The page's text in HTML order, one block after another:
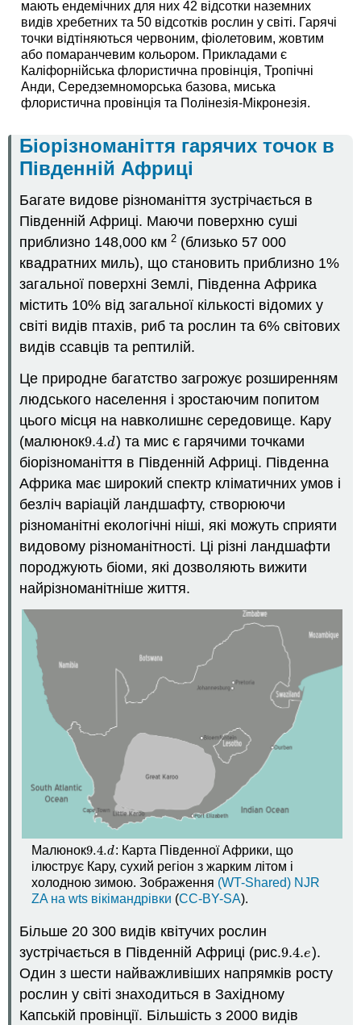
мають ендемічних для них 42 відсотки наземних
видів хребетних та 50 відсотків рослин у світі. Гарячі
точки відтіняються червоним, фіолетовим, жовтим
або помаранчевим кольором. Прикладами є
Каліфорнійська флористична провінція, Тропічні
Анди, Середземноморська базова, миська
флористична провінція та Полінезія-Мікронезія.
Біорізноманіття гарячих точок в
Південній Африці
Багате видове різноманіття зустрічається в
Південній Африці. Маючи поверхню суші
приблизно 148,000 км2 (близько 57 000
квадратних миль), що становить приблизно 1%
загальної поверхні Землі, Південна Африка
містить 10% від загальної кількості відомих у
світі видів птахів, риб та рослин та 6% світових
видів ссавців та рептилій.
Це природне багатство загрожує розширенням
людського населення і зростаючим попитом
цього місця на навколишнє середовище. Кару
(малюнок9.4.d
9.4.d) та мис є гарячими точками
біорізноманіття в Південній Африці. Південна
Африка має широкий спектр кліматичних умов і
безліч варіацій ландшафту, створюючи
різноманітні екологічні ніші, які можуть сприяти
видовому різноманітності. Ці різні ландшафти
породжують біоми, які дозволяють вижити
найрізноманітніше життя.
Малюнок9.4.d
9.4.d: Карта Південної Африки, що
ілюструє Кару, сухий регіон з жарким літом і
холодною зимою. Зображення (WT-Shared) NJR
ZA на wts вікімандрівки (CC-BY-SA).
Більше 20 300 видів квітучих рослин
зустрічається в Південній Африці (рис.9.4.e
9.4.e).
Один з шести найважливіших напрямків росту
рослин у світі знаходиться в Західному
Капській провінції. Більшість з 2000 видів